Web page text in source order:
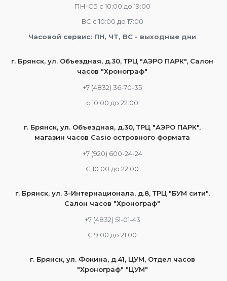
ПН-СБ с 10:00 до 19:00
ВС с 10:00 до 17:00
Часовой сервис: ПН, ЧТ, ВС - выходные дни
г. Брянск, ул. Объездная, д.30, ТРЦ "АЭРО ПАРК", Салон
часов "Хронограф"
+7 (4832) 36-70-35
c 10:00 до 22:00
г. Брянск, ул. Объездная, д.30, ТРЦ "АЭРО ПАРК",
магазин часов Casio островного формата
+7 (920) 600-24-24
С 10:00 до 22:00
г. Брянск, ул. 3-Интернационала, д.8, ТРЦ "БУМ сити",
Салон часов "Хронограф"
+7 (4832) 51-01-43
С 9:00 до 21:00
г. Брянск, ул. Фокина, д.41, ЦУМ, Отдел часов
"Хронограф" "ЦУМ"